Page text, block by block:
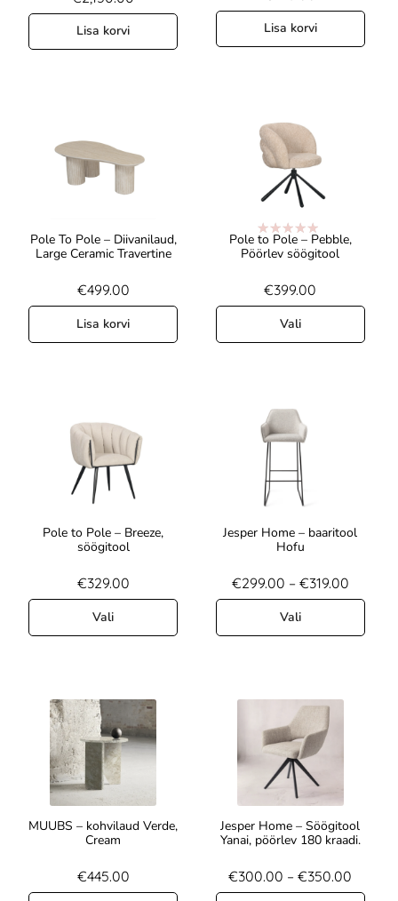
Lisa korvi Lisa korvi
Pole To Pole – Diivanilaud,
Large Ceramic Travertine
€499.00
Lisa korvi
Pole to Pole – Pebble,
Pöörlev söögitool
Hinnanguga
5.00/ 5
€399.00
Vali
Pole to Pole – Breeze,
söögitool
€329.00
Vali
Jesper Home – baaritool
Hofu
€299.00 – €319.00
Vali
MUUBS – kohvilaud Verde,
Cream
€445.00
Jesper Home – Söögitool
Yanai, pöörlev 180 kraadi.
€300.00 – €350.00